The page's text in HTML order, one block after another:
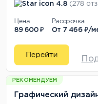
4.8 (278
Цена
89 600 ₽
Рассрочка
От 7 466 ₽/
Перейти
РЕКОМЕНДУЕМ
Графический